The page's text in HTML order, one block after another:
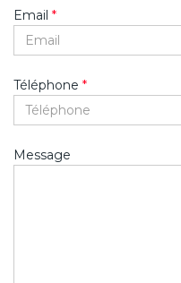
Email *
Téléphone *
Message